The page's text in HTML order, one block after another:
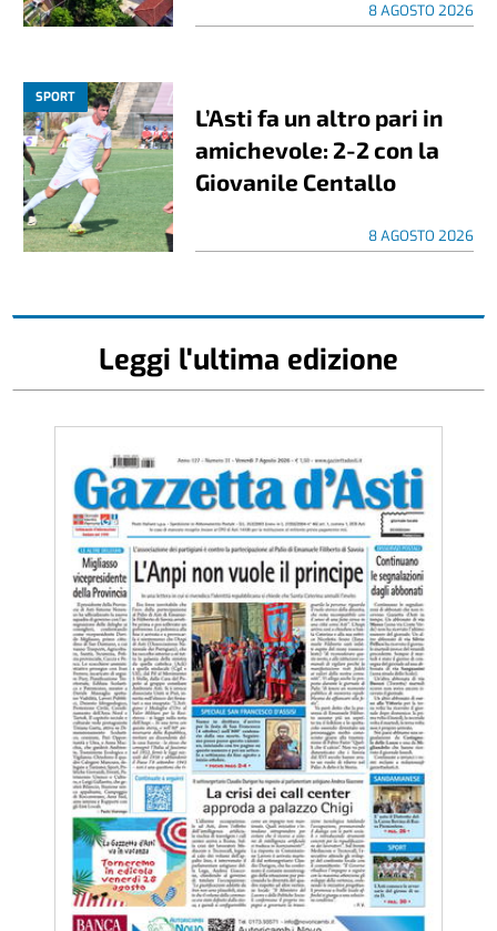
8 AGOSTO 2026
SPORT
L’Asti fa un altro pari in
amichevole: 2-2 con la
Giovanile Centallo
8 AGOSTO 2026
Leggi l'ultima edizione